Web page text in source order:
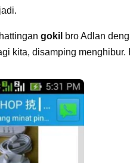
gokil bro Adlan
kita, disamping menghibur.